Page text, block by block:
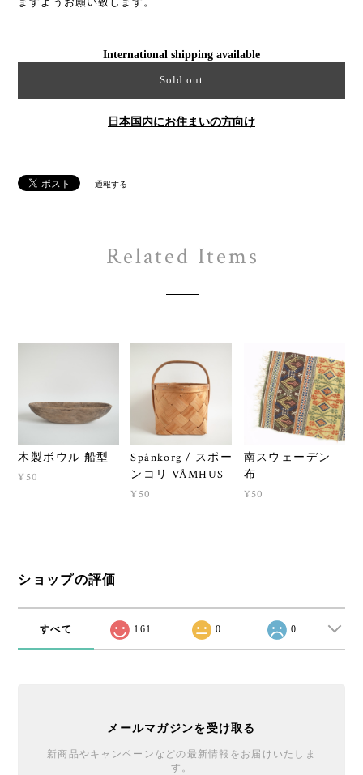
International shipping available
Sold out
日本国内にお住まいの方向け
通報する
Related Items
木製ボウル 船型
¥50
Spånkorg / スポー
ンコリ VÅMHUS
¥50
南スウェーデン
布
¥50
ショップの評価
すべて 161 0 0
メールマガジンを受け取る
新商品やキャンペーンなどの最新情報をお届けいたしま
す。